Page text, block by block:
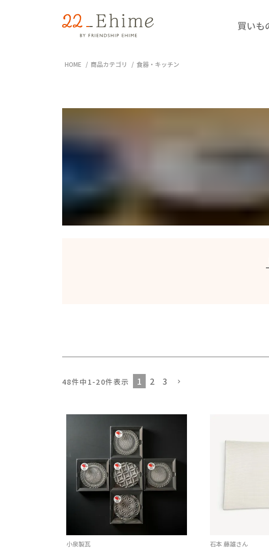
買いも
HOME 商品カテゴリ 食器・キッチン
48件中 1-20件表示 1 2 3
小泉製瓦 石本 藤雄さん